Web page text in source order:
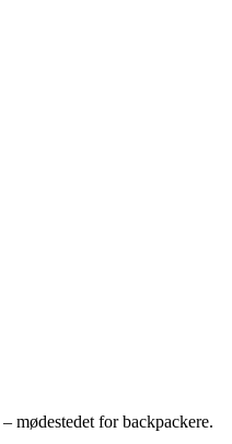
– mødestedet for backpackere.